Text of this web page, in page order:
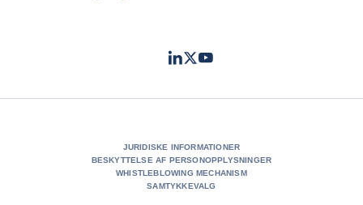
LinkedIn
TwitterYoutube
JURIDISKE INFORMATIONER
BESKYTTELSE AF PERSONOPPLYSNINGER
WHISTLEBLOWING MECHANISM
SAMTYKKEVALG